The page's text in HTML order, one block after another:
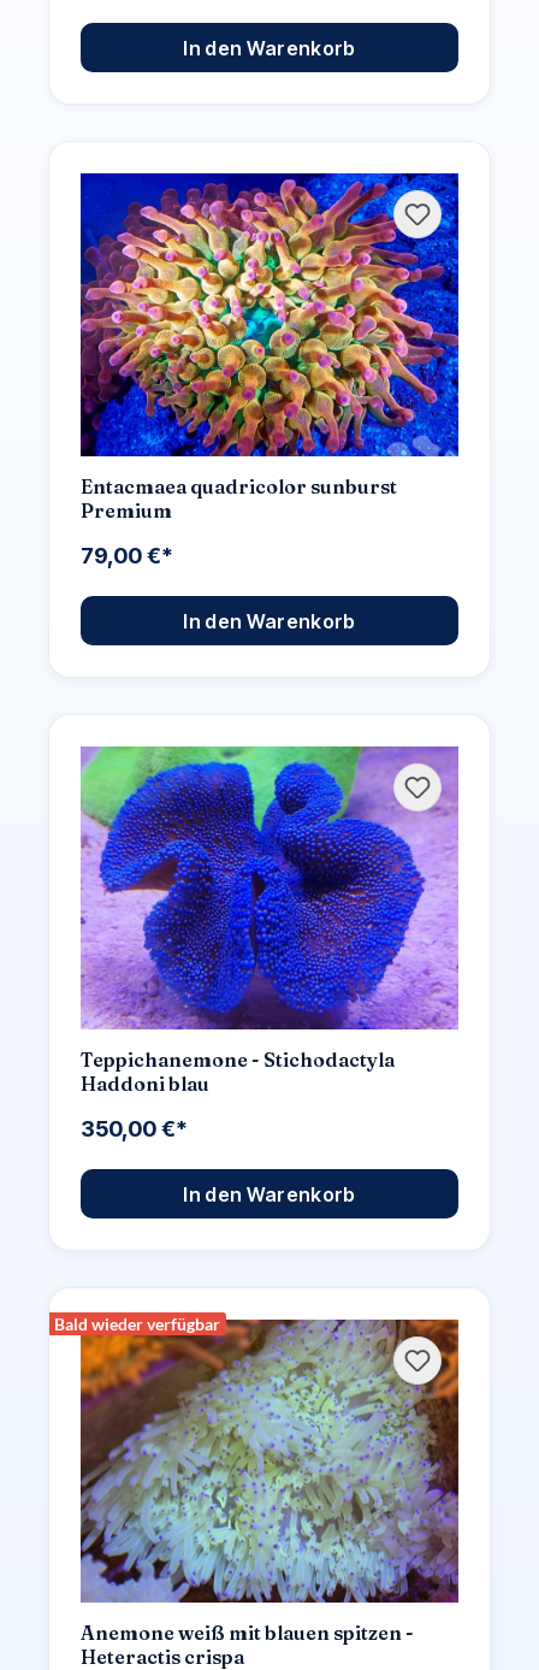
In den Warenkorb
Entacmaea quadricolor sunburst
Premium
79,00 €*
In den Warenkorb
Teppichanemone - Stichodactyla
Haddoni blau
350,00 €*
In den Warenkorb
Bald wieder verfügbar
Anemone weiß mit blauen spitzen -
Heteractis crispa